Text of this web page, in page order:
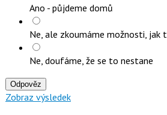
Ano - půjdeme domů
Ne, ale zkoumáme možnosti, jak
Ne, doufáme, že se to nestane
Odpověz
Zobraz výsledek